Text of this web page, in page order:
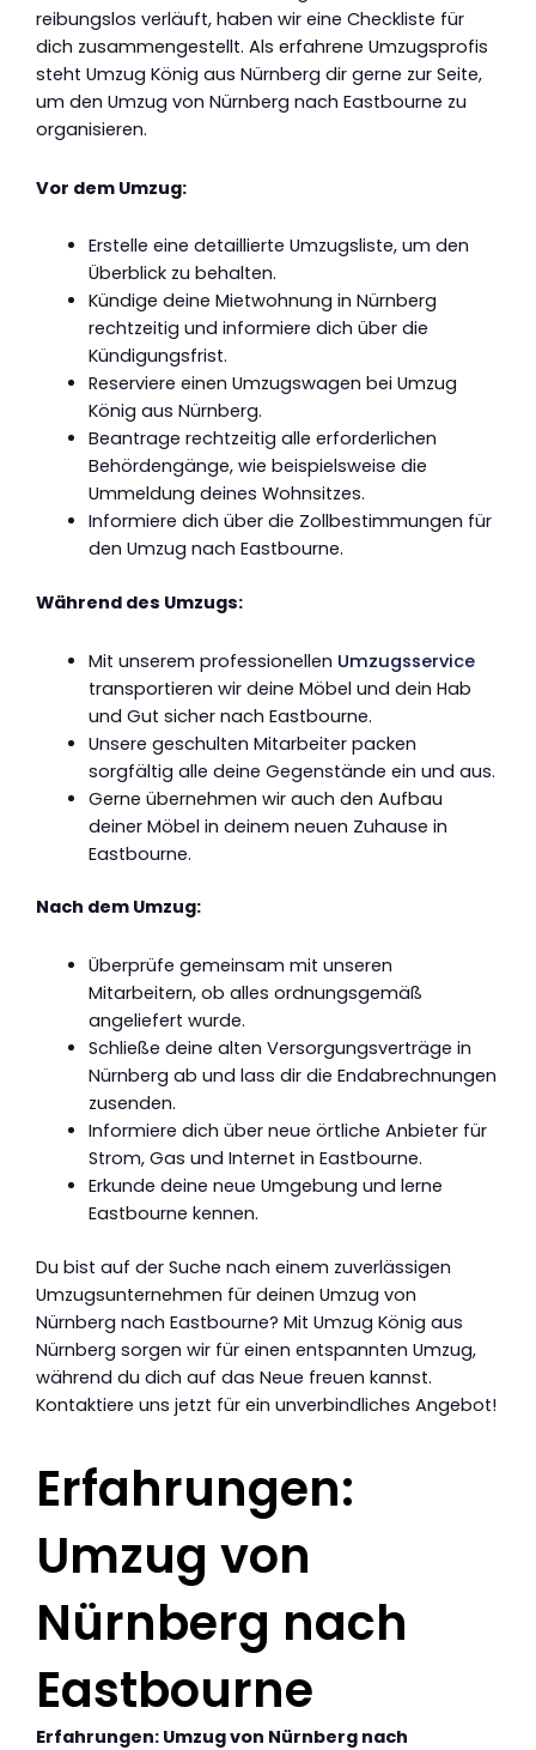
reibungslos verläuft, haben wir eine Checkliste für
dich zusammengestellt. Als erfahrene Umzugsprofis
steht Umzug König aus Nürnberg dir gerne zur Seite,
um den Umzug von Nürnberg nach Eastbourne zu
organisieren.
Vor dem Umzug:
Erstelle eine detaillierte Umzugsliste, um den
Überblick zu behalten.
Kündige deine Mietwohnung in Nürnberg
rechtzeitig und informiere dich über die
Kündigungsfrist.
Reserviere einen Umzugswagen bei Umzug
König aus Nürnberg.
Beantrage rechtzeitig alle erforderlichen
Behördengänge, wie beispielsweise die
Ummeldung deines Wohnsitzes.
Informiere dich über die Zollbestimmungen für
den Umzug nach Eastbourne.
Während des Umzugs:
Mit unserem professionellen Umzugsservice
transportieren wir deine Möbel und dein Hab
und Gut sicher nach Eastbourne.
Unsere geschulten Mitarbeiter packen
sorgfältig alle deine Gegenstände ein und aus.
Gerne übernehmen wir auch den Aufbau
deiner Möbel in deinem neuen Zuhause in
Eastbourne.
Nach dem Umzug:
Überprüfe gemeinsam mit unseren
Mitarbeitern, ob alles ordnungsgemäß
angeliefert wurde.
Schließe deine alten Versorgungsverträge in
Nürnberg ab und lass dir die Endabrechnungen
zusenden.
Informiere dich über neue örtliche Anbieter für
Strom, Gas und Internet in Eastbourne.
Erkunde deine neue Umgebung und lerne
Eastbourne kennen.
Du bist auf der Suche nach einem zuverlässigen
Umzugsunternehmen für deinen Umzug von
Nürnberg nach Eastbourne? Mit Umzug König aus
Nürnberg sorgen wir für einen entspannten Umzug,
während du dich auf das Neue freuen kannst.
Kontaktiere uns jetzt für ein unverbindliches Angebot!
Erfahrungen:
Umzug von
Nürnberg nach
Eastbourne
Erfahrungen: Umzug von Nürnberg nach